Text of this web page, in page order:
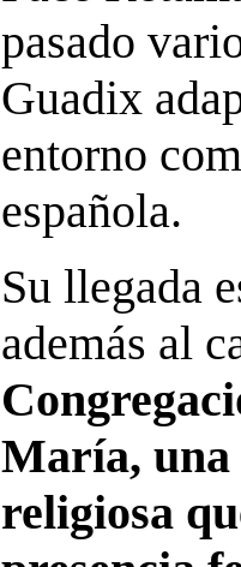
pasado
Guadix
entorno
española.
Su llegada
además al
María, una
religiosa